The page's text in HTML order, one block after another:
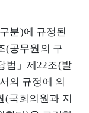
분)에 규정된
(공무원의 구
법」제22조(발
의 규정에 의
국회의원과 지